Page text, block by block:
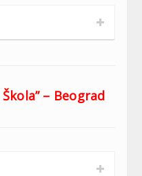
– Beograd